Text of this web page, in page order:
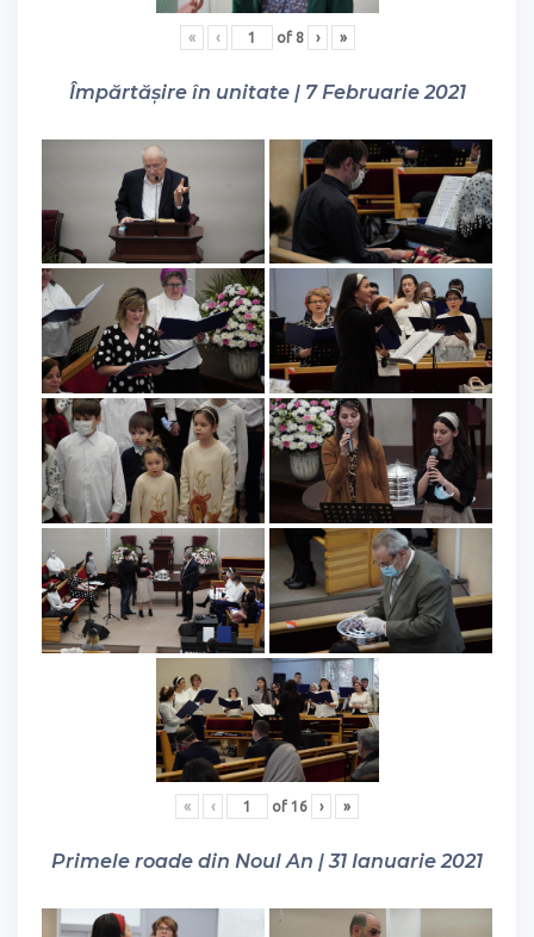
« ‹ of 8 › »
Împărtășire în unitate | 7 Februarie 2021
« ‹ of 16 › »
Primele roade din Noul An | 31 Ianuarie 2021